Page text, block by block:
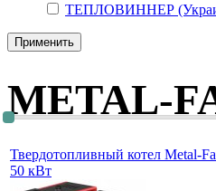
ТЕПЛОВИННЕР
METAL-
Твердотопливный котел Metal-
50 кВт